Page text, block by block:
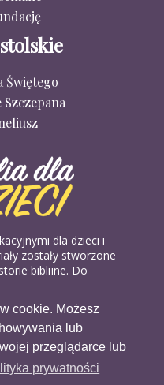
cookie. Możesz
lub
przeglądarce lub
prywatności
Świętego
dla dzieci i
zostały stworzone
biblijne. Do
drukować i
opłat. Materiałów
wykorzystywać